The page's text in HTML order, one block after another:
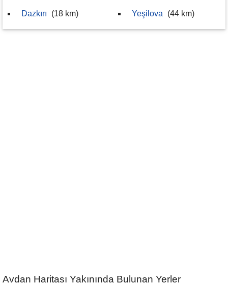
Dazkırı (18 km) Yeşilova (44 km)
Avdan Haritası Yakınında Bulunan Yerler